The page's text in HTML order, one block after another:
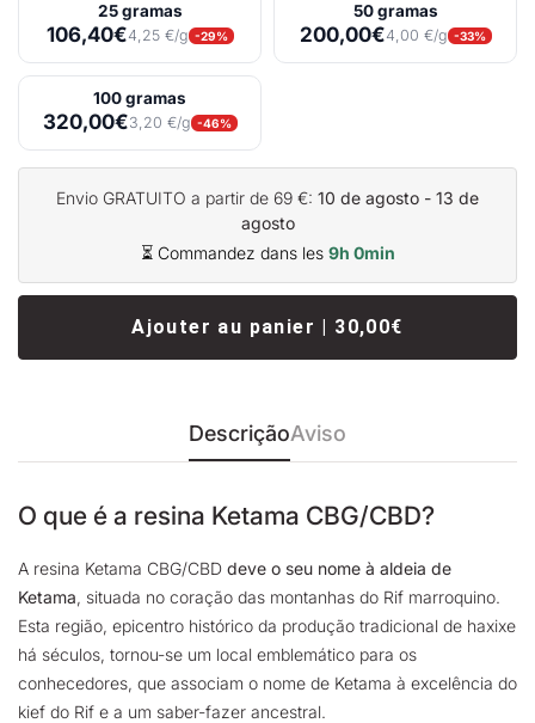
25 gramas
106,40€4,25 €/g -29%
50 gramas
200,00€4,00 €/g -33%
100 gramas
320,00€3,20 €/g -46%
Envio GRATUITO a partir de 69 €: 10 de agosto - 13 de
agosto
⏳ Commandez dans les 9h 0min
Ajouter au panier | 30,00€
DescriçãoAviso
O que é a resina Ketama CBG/CBD?
A resina Ketama CBG/CBD deve o seu nome à aldeia de
Ketama, situada no coração das montanhas do Rif marroquino.
Esta região, epicentro histórico da produção tradicional de haxixe
há séculos, tornou-se um local emblemático para os
conhecedores, que associam o nome de Ketama à excelência do
kief do Rif e a um saber-fazer ancestral.